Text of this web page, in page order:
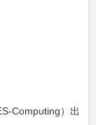
Computing）出